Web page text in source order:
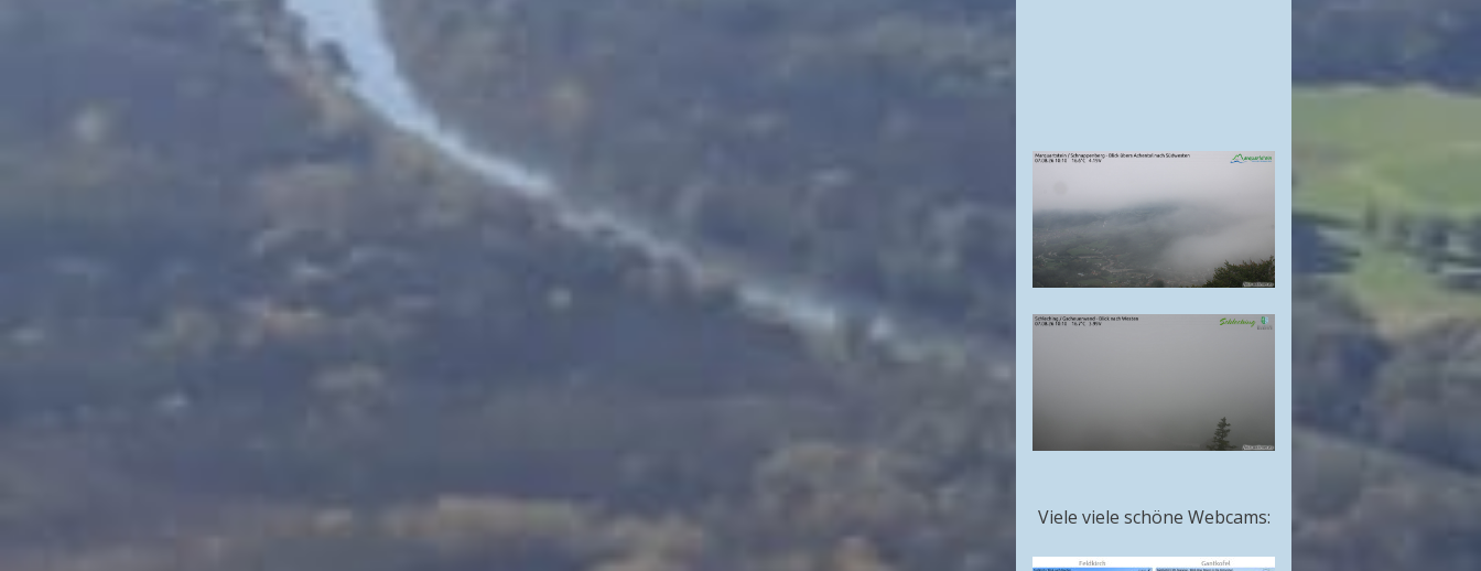
Viele viele schöne Webcams: